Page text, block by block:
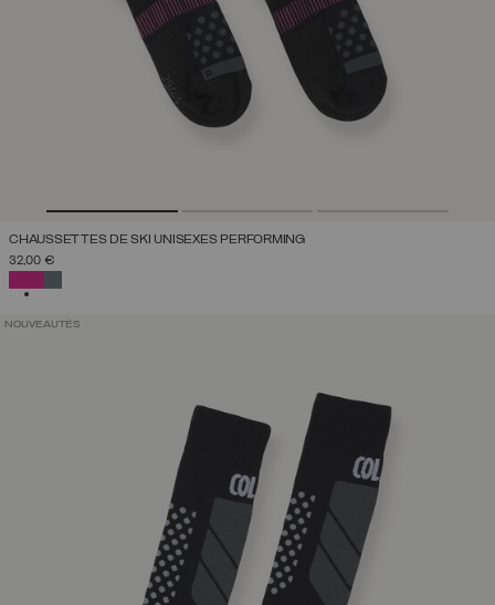
CHAUSSETTES DE SKI UNISEXES PERFORMING
32,00 €
NOUVEAUTÉS